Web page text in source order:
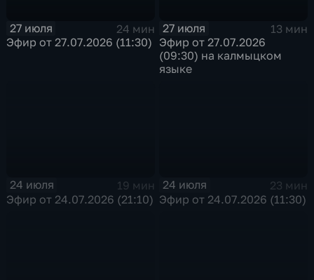
27 июля
24 мин
Эфир от 27.07.2026 (11:30)
27 июля
13 мин
Эфир от 27.07.2026
(09:30) на калмыцком
языке
24 июля
19 мин
Эфир от 24.07.2026 (21:10)
24 июля
23 мин
Эфир от 24.07.2026 (11:30)